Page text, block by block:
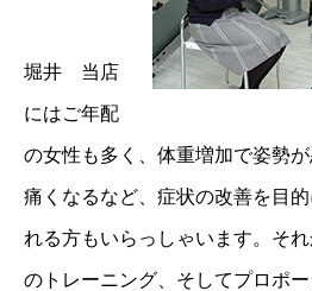
堀井 当店
にはご年配
の女性も多く、体重増加で姿勢
痛くなるなど、症状の改善を目
れる方もいらっしゃいます。そ
のトレーニング、そしてプロポ